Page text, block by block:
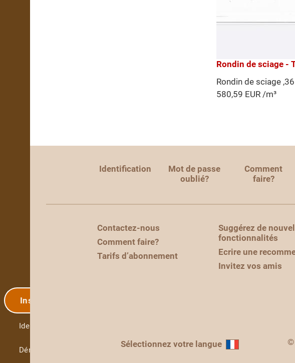
Inscription
Identification
Démo
Rondin de sciage -
Rondin de sciage
580,59 EUR /m³
Identification
Mot de passe
oublié?
Comment
faire?
Contactez-nous
Comment faire?
Tarifs d’abonnement
Suggérez de
fonctionnalités
Ecrire une
Invitez vos amis
Sélectionnez votre langue ©